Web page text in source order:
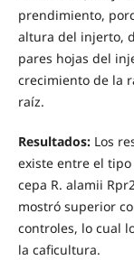
prendimiento,
altura del injerto,
pares hojas del
crecimiento de la
raíz.
Resultados:Los
existe entre el
cepa R. alamii
mostró superior
controles, lo cual
la caficultura.